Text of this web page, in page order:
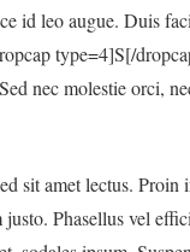
id leo augue. Duis
type=4]S[/
nec molestie orci,
sit amet lectus.
Phasellus vel